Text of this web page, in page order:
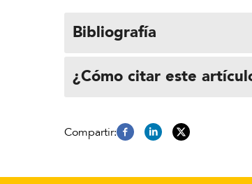
Bibliografía
¿Cómo citar este